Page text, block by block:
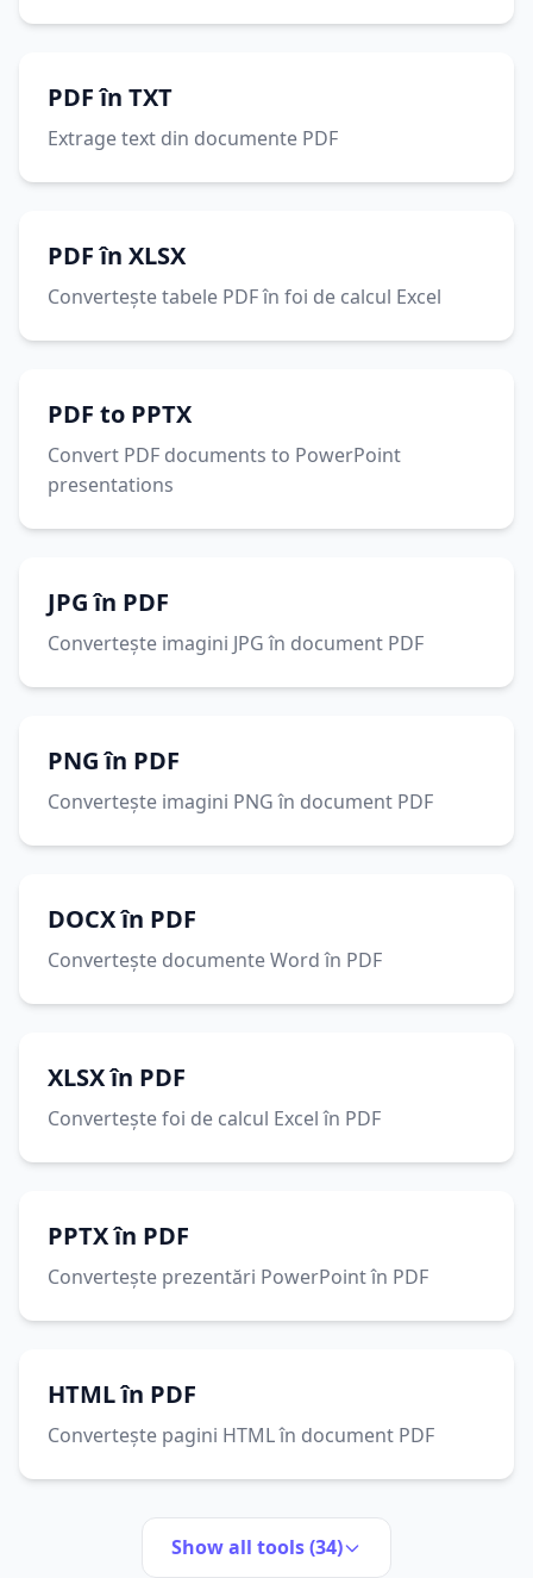
PDF în TXT
Extrage text din documente PDF
PDF în XLSX
Convertește tabele PDF în foi de calcul Excel
PDF to PPTX
Convert PDF documents to PowerPoint
presentations
JPG în PDF
Convertește imagini JPG în document PDF
PNG în PDF
Convertește imagini PNG în document PDF
DOCX în PDF
Convertește documente Word în PDF
XLSX în PDF
Convertește foi de calcul Excel în PDF
PPTX în PDF
Convertește prezentări PowerPoint în PDF
HTML în PDF
Convertește pagini HTML în document PDF
Show all tools (34)